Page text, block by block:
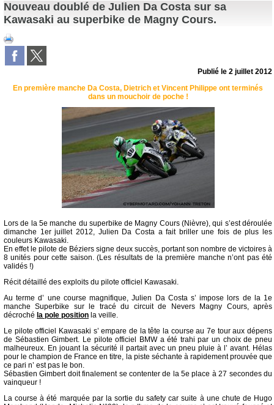
Nouveau doublé de Julien Da Costa sur sa
Kawasaki au superbike de Magny Cours.
Publié le2 juillet 2012
En première manche Da Costa, Dietrich et Vincent Philippe ont terminés
dans un mouchoir de poche !
Lors de la 5e manche du superbike de Magny Cours (Nièvre), qui s’est déroulée
dimanche 1er juillet 2012, Julien Da Costa a fait briller une fois de plus les
couleurs Kawasaki.
En effet le pilote de Béziers signe deux succès, portant son nombre de victoires à
8 unités pour cette saison. (Les résultats de la première manche n’ont pas été
validés !)
Récit détaillé des exploits du pilote officiel Kawasaki.
Au terme d’ une course magnifique, Julien Da Costa s’ impose lors de la 1e
manche Superbike sur le tracé du circuit de Nevers Magny Cours, après
décroché la pole position la veille.
Le pilote officiel Kawasaki s’ empare de la tête la course au 7e tour aux dépens
de Sébastien Gimbert. Le pilote officiel BMW a été trahi par un choix de pneu
malheureux. En jouant la sécurité il partait avec un pneu pluie à l’ avant. Hélas
pour le champion de France en titre, la piste séchante à rapidement prouvée que
ce pari n’ est pas le bon.
Sébastien Gimbert doit finalement se contenter de la 5e place à 27 secondes du
vainqueur !
La course à été marquée par la sortie du safety car suite à une chute de Hugo